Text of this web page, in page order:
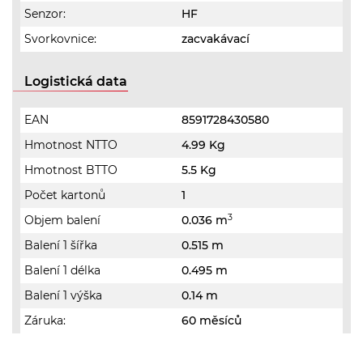
Senzor:
HF
Svorkovnice:
zacvakávací
Logistická data
EAN
8591728430580
Hmotnost NTTO
4.99 Kg
Hmotnost BTTO
5.5 Kg
Počet kartonů
1
Objem balení
0.036 m3
Balení 1 šířka
0.515 m
Balení 1 délka
0.495 m
Balení 1 výška
0.14 m
Záruka:
60 měsíců